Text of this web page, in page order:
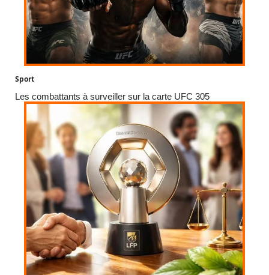
Sport
Les combattants à surveiller sur la carte UFC 305